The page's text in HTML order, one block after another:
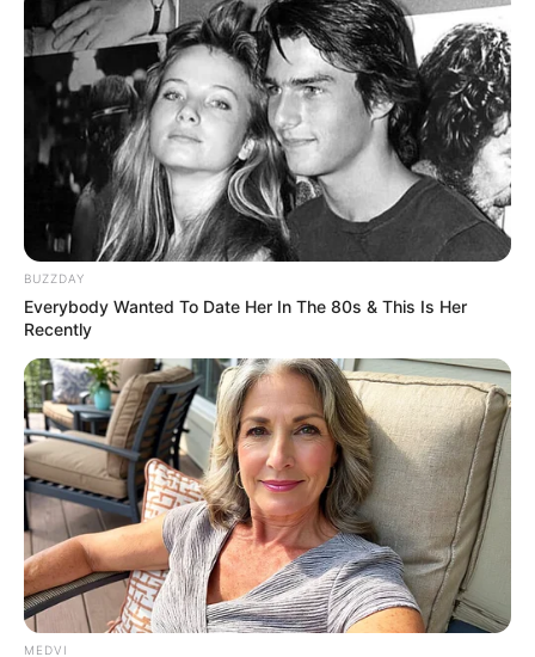
10 World Cup 2026 Facts Every Football Fan Should
Know
BRAINBERRIES
Why this ordinary drink is the secret to feeling your
best every day
CTA FAVORITE
BUZZDAY
Everybody Wanted To Date Her In The 80s & This Is Her
Recently
MEDVI